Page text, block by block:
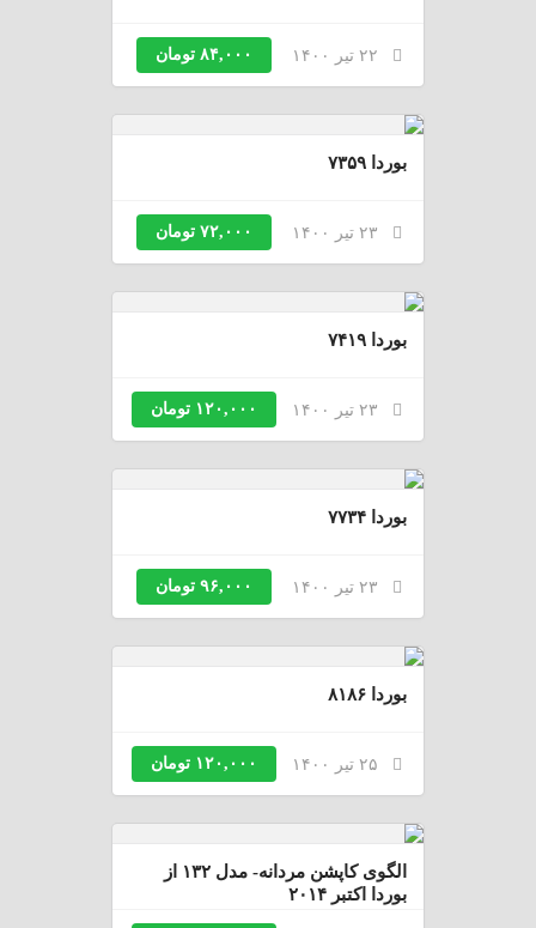
۸۴,۰۰۰ تومان
بوردا ۷۳۵۹
۷۲,۰۰۰ تومان
بوردا ۷۴۱۹
۱۲۰,۰۰۰ تومان
بوردا ۷۷۳۴
۹۶,۰۰۰ تومان
بوردا ۸۱۸۶
۱۲۰,۰۰۰ تومان
الگوی کاپشن مردانه- مدل ۱۳۲ از
بوردا اکتبر ۲۰۱۴